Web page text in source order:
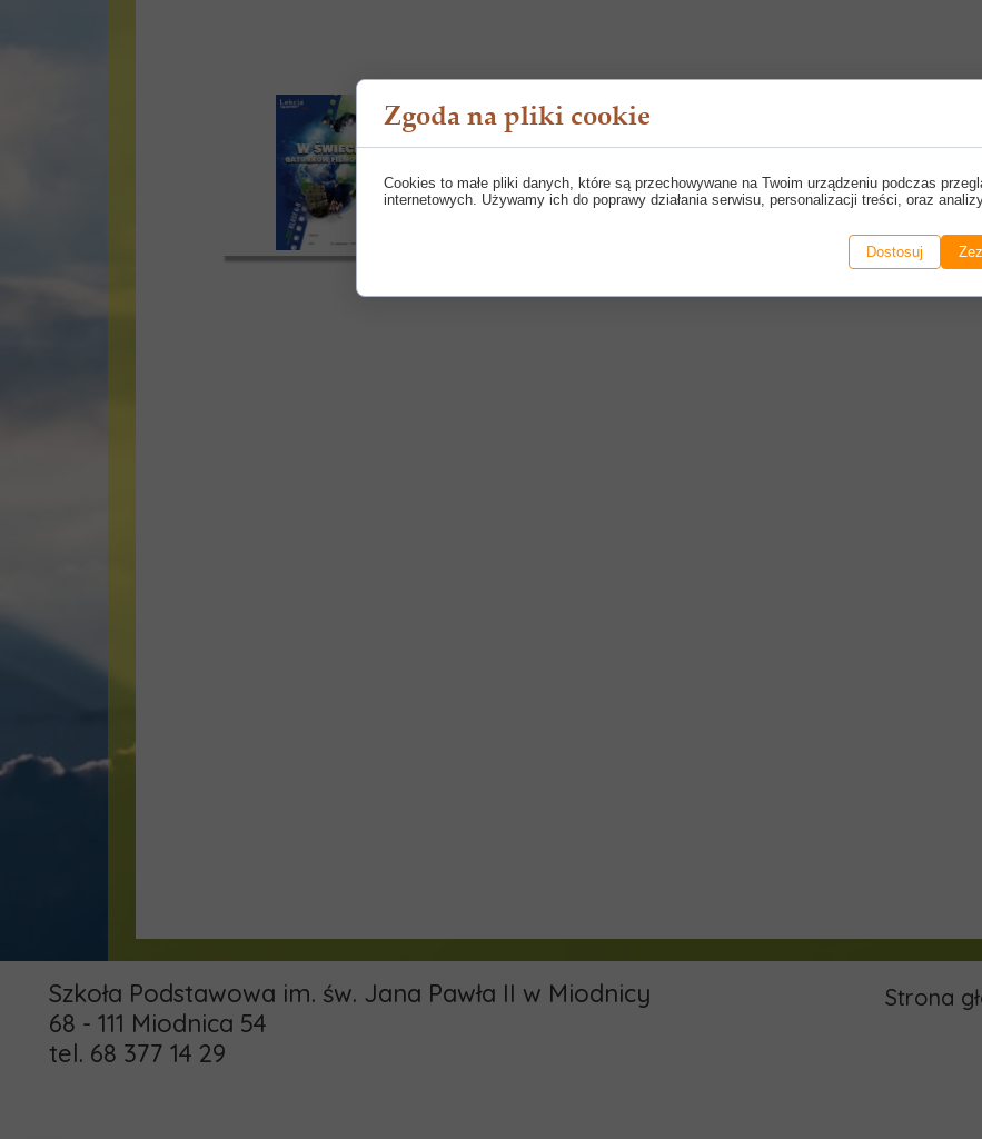
Szkoła Podstawowa im. św. Jana Pawła II w Miodnicy
68 - 111 Miodnica 54
tel. 68 377 14 29
Strona
Zgoda na pliki cookie
Cookies to małe pliki danych, które są przechowywane na Twoim urządzeniu podczas
internetowych. Używamy ich do poprawy działania serwisu, personalizacji treści, oraz
Dostosuj